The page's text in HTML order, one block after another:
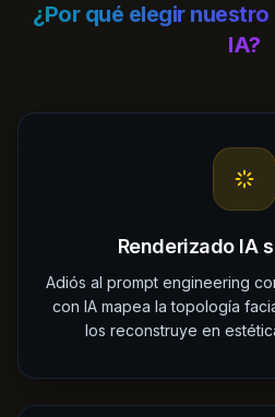
¿Por qué elegir
IA?
Renderizado IA
Adiós al prompt engineering
con IA mapea la topología
los reconstruye en